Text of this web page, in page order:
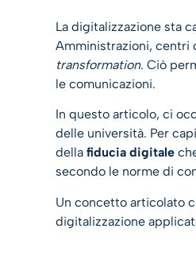
La digitalizzazione sta
Amministrazioni, centri
transformation. Ciò
le comunicazioni.
In questo articolo, ci
delle università. Per
della fiducia digitale
secondo le norme di
Un concetto articolato
digitalizzazione